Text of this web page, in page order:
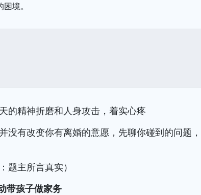
境。
的精神折磨和人身攻击，着实心疼
没有改变你有离婚的意愿，先聊你碰到的问题
题主所言真实）
带孩子做家务